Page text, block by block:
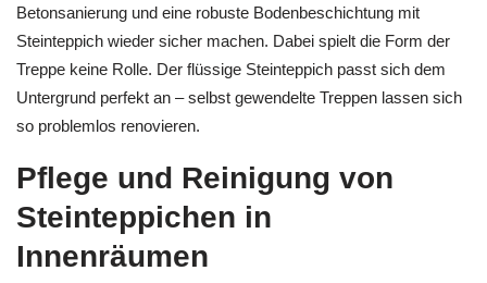
Betonsanierung und eine robuste Bodenbeschichtung mit
Steinteppich wieder sicher machen. Dabei spielt die Form der
Treppe keine Rolle. Der flüssige Steinteppich passt sich dem
Untergrund perfekt an – selbst gewendelte Treppen lassen sich
so problemlos renovieren.
Pflege und Reinigung von
Steinteppichen in
Innenräumen